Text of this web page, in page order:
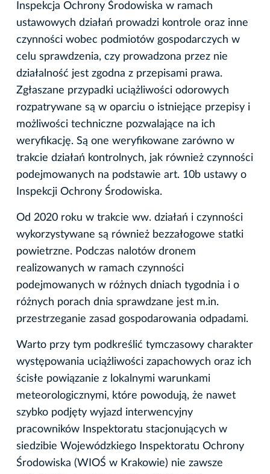
Inspekcja Ochrony Środowiska w ramach
ustawowych działań prowadzi kontrole oraz inne
czynności wobec podmiotów gospodarczych w
celu sprawdzenia, czy prowadzona przez nie
działalność jest zgodna z przepisami prawa.
Zgłaszane przypadki uciążliwości odorowych
rozpatrywane są w oparciu o istniejące przepisy i
możliwości techniczne pozwalające na ich
weryfikację. Są one weryfikowane zarówno w
trakcie działań kontrolnych, jak również czynności
podejmowanych na podstawie art. 10b ustawy o
Inspekcji Ochrony Środowiska.
Od 2020 roku w trakcie ww. działań i czynności
wykorzystywane są również bezzałogowe statki
powietrzne. Podczas nalotów dronem
realizowanych w ramach czynności
podejmowanych w różnych dniach tygodnia i o
różnych porach dnia sprawdzane jest m.in.
przestrzeganie zasad gospodarowania odpadami.
Warto przy tym podkreślić tymczasowy charakter
występowania uciążliwości zapachowych oraz ich
ścisłe powiązanie z lokalnymi warunkami
meteorologicznymi, które powodują, że nawet
szybko podjęty wyjazd interwencyjny
pracowników Inspektoratu stacjonujących w
siedzibie Wojewódzkiego Inspektoratu Ochrony
Środowiska (WIOŚ w Krakowie) nie zawsze